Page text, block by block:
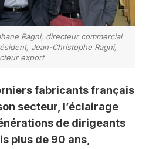
Ragni, directeur commercial
Jean-Christophe Ragni,
export
fabricants français
secteur, l’éclairage
de dirigeants
plus de 90 ans,